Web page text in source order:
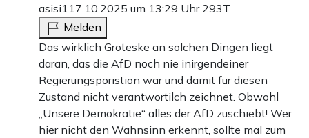
asisi1 17.10.2025 um 13:29 Uhr 293T
Melden
Das wirklich Groteske an solchen Dingen liegt
daran, das die AfD noch nie inirgendeiner
Regierungsporistion war und damit für diesen
Zustand nicht verantwortilch zeichnet. Obwohl
„Unsere Demokratie“ alles der AfD zuschiebt! Wer
hier nicht den Wahnsinn erkennt, sollte mal zum